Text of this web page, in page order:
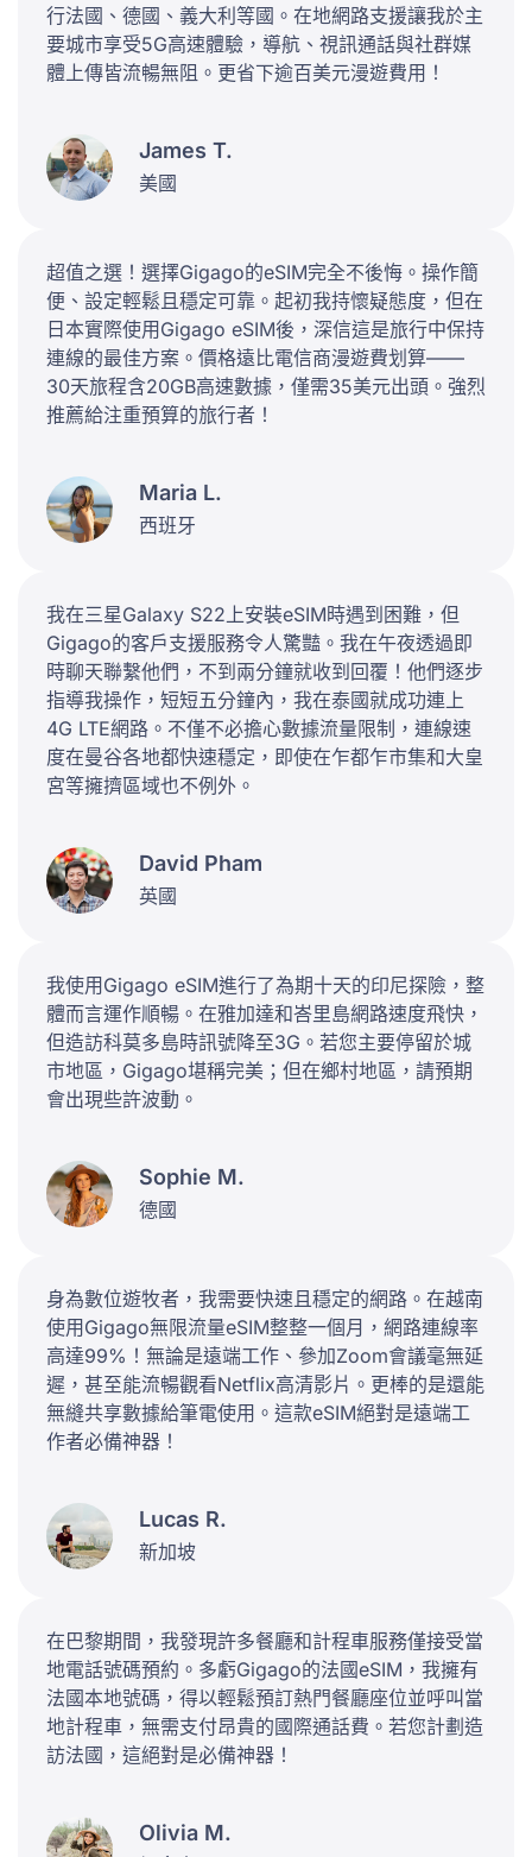
行法國、德國、義大利等國。在地網路支援讓我於主
要城市享受5G高速體驗，導航、視訊通話與社群媒
體上傳皆流暢無阻。更省下逾百美元漫遊費用！
James T.
美國
超值之選！選擇Gigago的eSIM完全不後悔。操作簡
便、設定輕鬆且穩定可靠。起初我持懷疑態度，但在
日本實際使用Gigago eSIM後，深信這是旅行中保持
連線的最佳方案。價格遠比電信商漫遊費划算——
30天旅程含20GB高速數據，僅需35美元出頭。強烈
推薦給注重預算的旅行者！
Maria L.
西班牙
我在三星Galaxy S22上安裝eSIM時遇到困難，但
Gigago的客戶支援服務令人驚豔。我在午夜透過即
時聊天聯繫他們，不到兩分鐘就收到回覆！他們逐步
指導我操作，短短五分鐘內，我在泰國就成功連上
4G LTE網路。不僅不必擔心數據流量限制，連線速
度在曼谷各地都快速穩定，即使在乍都乍市集和大皇
宮等擁擠區域也不例外。
David Pham
英國
我使用Gigago eSIM進行了為期十天的印尼探險，整
體而言運作順暢。在雅加達和峇里島網路速度飛快，
但造訪科莫多島時訊號降至3G。若您主要停留於城
市地區，Gigago堪稱完美；但在鄉村地區，請預期
會出現些許波動。
Sophie M.
德國
身為數位遊牧者，我需要快速且穩定的網路。在越南
使用Gigago無限流量eSIM整整一個月，網路連線率
高達99%！無論是遠端工作、參加Zoom會議毫無延
遲，甚至能流暢觀看Netflix高清影片。更棒的是還能
無縫共享數據給筆電使用。這款eSIM絕對是遠端工
作者必備神器！
Lucas R.
新加坡
在巴黎期間，我發現許多餐廳和計程車服務僅接受當
地電話號碼預約。多虧Gigago的法國eSIM，我擁有
法國本地號碼，得以輕鬆預訂熱門餐廳座位並呼叫當
地計程車，無需支付昂貴的國際通話費。若您計劃造
訪法國，這絕對是必備神器！
Olivia M.